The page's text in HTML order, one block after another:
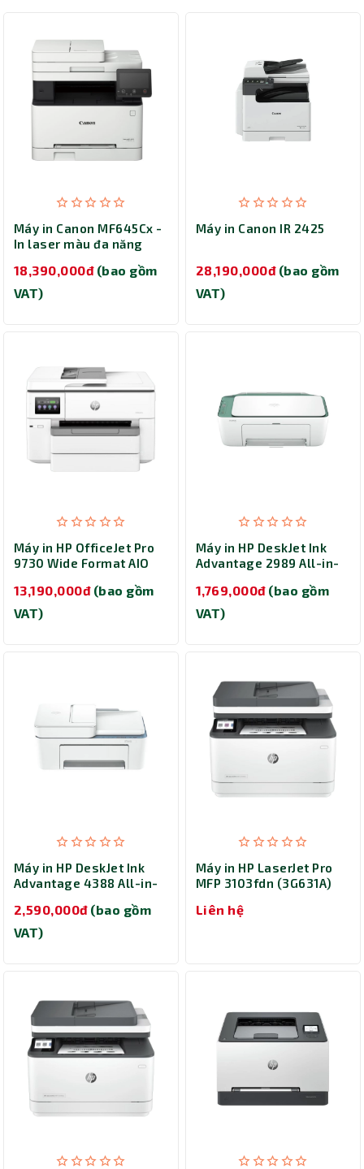
Máy in Canon MF645Cx -
In laser màu đa năng
18,390,000đ (bao gồm
VAT)
Máy in Canon IR 2425
28,190,000đ (bao gồm
VAT)
Máy in HP OfficeJet Pro
9730 Wide Format AIO
13,190,000đ (bao gồm
VAT)
Máy in HP DeskJet Ink
Advantage 2989 All-in-
màu đa năng
1,769,000đ (bao gồm
VAT)
Máy in HP DeskJet Ink
Advantage 4388 All-in-
màu đa năng
2,590,000đ (bao gồm
VAT)
Máy in HP LaserJet Pro
MFP 3103fdn (3G631A)
Liên hệ